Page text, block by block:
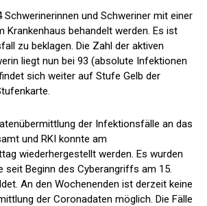
und Schweriner mit einer
Krankenhaus behandelt werden. Es ist
zu beklagen. Die Zahl der aktiven
liegt nun bei 93 (absolute Infektionen
sich weiter auf Stufe Gelb der
der Infektionsfälle an das
und RKI konnte am
wiederhergestellt werden. Es wurden
seit Beginn des Cyberangriffs am 15.
An den Wochenenden ist derzeit keine
der Coronadaten möglich. Die Fälle